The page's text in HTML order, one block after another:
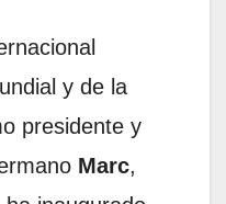
y de la
presidente y
Marc,